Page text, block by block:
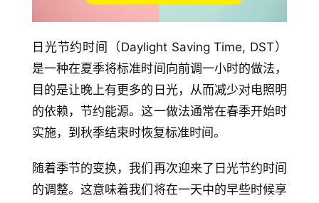
日光节约时间（Daylight Saving Time, DST）
是一种在夏季将标准时间向前调一小时的做法，
目的是让晚上有更多的日光，从而减少对电照明
的依赖，节约能源。这一做法通常在春季开始时
实施，到秋季结束时恢复标准时间。
随着季节的变换，我们再次迎来了日光节约时间
的调整。这意味着我们将在一天中的早些时候享